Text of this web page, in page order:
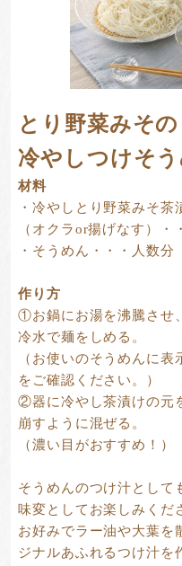
とり野菜みその
冷やしつけそ
材料
・冷やしとり野菜みそ茶
（オクラor揚げなす）・
・そうめん・・・人数分
作り方
①お鍋にお湯を沸騰させ
冷水で麺をしめる。
（お使いのそうめんに
をご確認ください。）
②器に冷やし茶漬けの元
崩すように混ぜる。
（濃い目がおすすめ！）
そうめんのつけ汁として
味変としてお楽しみくだ
お好みでラー油や大葉を
ジナルあふれるつけ汁を